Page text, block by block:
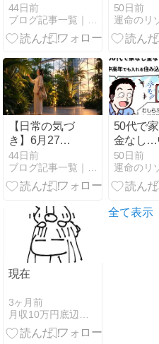
日。土曜日
を、会社の
「回復室」に
選択。
44日前
年でも入
住み込
と再出
50日前
【日常の気づ
き】6月27
日。土曜日
を、会社の
「回復室」に
選択。
44日前
50代で
金なし…
年でも入
住み込
と再出
50日前
現在
3ヶ月前
月収10万円底辺フリーター
全て表示